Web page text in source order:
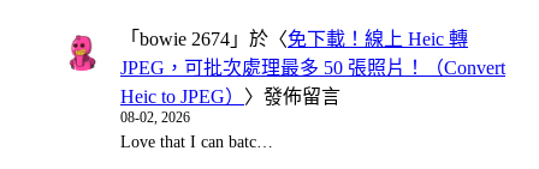
「 bowie 2674 」於〈免下載！線上 Heic 轉
JPEG，可批次處理最多 50 張照片！（Convert
Heic to JPEG） 〉發佈留言
08-02, 2026
Love that I can batc…